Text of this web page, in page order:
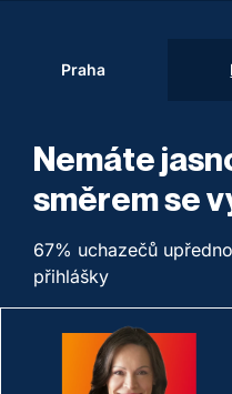
Praha
Nemáte
směrem se
67% uchazečů
přihlášky